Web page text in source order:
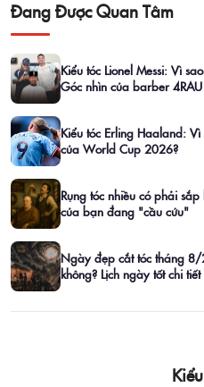
Đang Được Quan Tâm
Kiểu tóc Lionel Messi: Vì
Góc nhìn của barber 4RAU
Kiểu tóc Erling Haaland:
của World Cup 2026?
Rụng tóc nhiều có phải
của bạn đang "cầu cứu"
Ngày đẹp cắt tóc tháng 8/
không? Lịch ngày tốt chi tiết